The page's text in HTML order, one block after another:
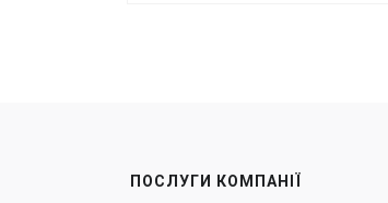
ПОСЛУГИ КОМПАНІЇ